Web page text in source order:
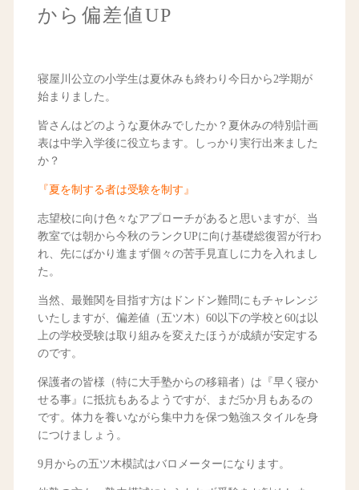
から偏差値UP
寝屋川公立の小学生は夏休みも終わり今日から2学期が
始まりました。
皆さんはどのような夏休みでしたか？夏休みの特別計画
表は中学入学後に役立ちます。しっかり実行出来ました
か？
『夏を制する者は受験を制す』
志望校に向け色々なアプローチがあると思いますが、当
教室では朝から今秋のランクUPに向け基礎総復習が行わ
れ、先にばかり進まず個々の苦手見直しに力を入れまし
た。
当然、最難関を目指す方はドンドン難問にもチャレンジ
いたしますが、偏差値（五ツ木）60以下の学校と60は以
上の学校受験は取り組みを変えたほうが成績が安定する
のです。
保護者の皆様（特に大手塾からの移籍者）は『早く寝か
せる事』に抵抗もあるようですが、まだ5か月もあるの
です。体力を養いながら集中力を保つ勉強スタイルを身
につけましょう。
9月からの五ツ木模試はバロメーターになります。